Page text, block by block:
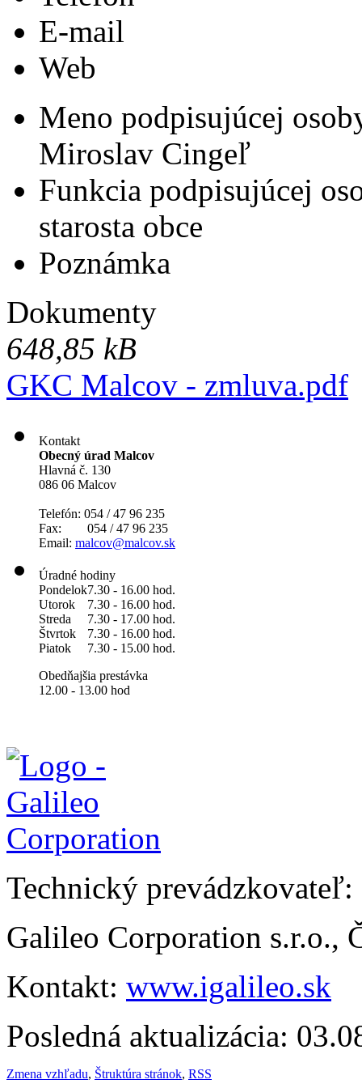
E-mail
Web
Meno podpisujúcej
Miroslav Cingeľ
Funkcia podpisujúcej
starosta obce
Poznámka
Dokumenty
648,85 kB
GKC Malcov - zmluva.pdf
Kontakt
Obecný úrad Malcov
Hlavná č. 130
086 06 Malcov
Telefón: 054 / 47 96 235
Fax: 054 / 47 96 235
Email: malcov@malcov.sk
Úradné hodiny
Pondelok7.30 - 16.00 hod.
Utorok
7.30 - 16.00 hod.
Streda
7.30 - 17.00 hod.
Štvrtok
7.30 - 16.00 hod.
Piatok
7.30 - 15.00 hod.
Obedňajšia prestávka
12.00 - 13.00 hod
Technický prevádzkovateľ:
Galileo Corporation s.r.o.,
Kontakt: www.igalileo.sk
Posledná aktualizácia:
Zmena vzhľadu, Štruktúra stránok, RSS